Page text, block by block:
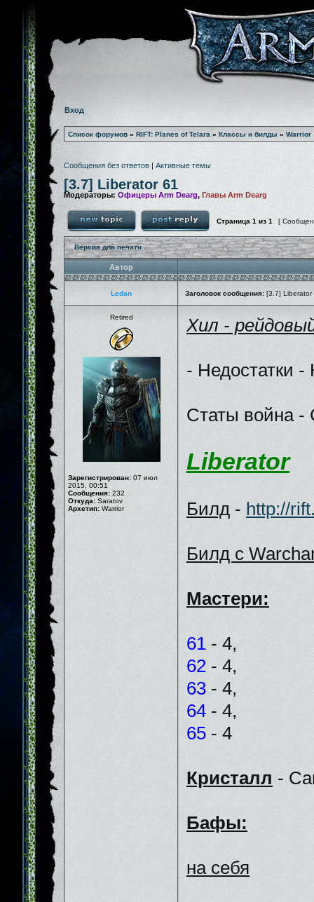
Вход
Список форумов » RIFT: Planes of Telara » Классы и билды » Warrior
Сообщения без ответов | Активные темы
[3.7] Liberator 61
Модераторы: Офицеры Arm Dearg, Главы Arm Dearg
Страница 1 из 1 [
Версия для печати
Автор
Ledan Заголовок сообщения: [3.7] Liberator
Retired
Зарегистрирован: 07 июл
2015, 00:51
Сообщения: 232
Откуда: Saratov
Архетип: Warrior
Хил -
- Недостатки -
Статы война -
Liberator
Билд - http://
Билд c
Мастери:
61 - 4,
62 - 4,
63 - 4,
64 - 4,
65 - 4
Кристалл -
Бафы:
на себя